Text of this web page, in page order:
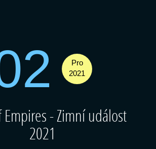
Pro
2021
Empires - Zimní událost
2021